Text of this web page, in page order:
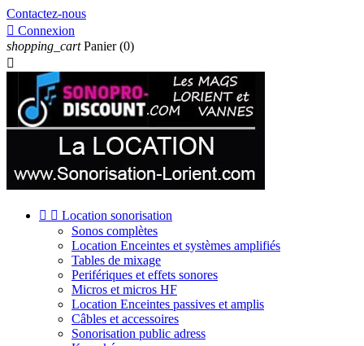
Contactez-nous
 Connexion
shopping_cart Panier (0)

  Location sonorisation
Sonos complètes
Location Enceintes et systèmes amplifiés
Tables de mixage
Perifériques et effets sonores
Micros et micros HF
Location Enceintes passives et amplis
Câbles et accessoires
Sonorisation public adress